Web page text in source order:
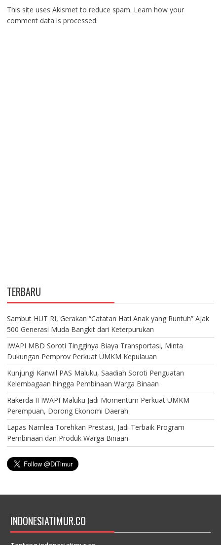
This site uses Akismet to reduce spam. Learn how your
comment data is processed.
TERBARU
Sambut HUT RI, Gerakan “Catatan Hati Anak yang Runtuh” Ajak
500 Generasi Muda Bangkit dari Keterpurukan
IWAPI MBD Soroti Tingginya Biaya Transportasi, Minta
Dukungan Pemprov Perkuat UMKM Kepulauan
Kunjungi Kanwil PAS Maluku, Saadiah Soroti Penguatan
Kelembagaan hingga Pembinaan Warga Binaan
Rakerda II IWAPI Maluku Jadi Momentum Perkuat UMKM
Perempuan, Dorong Ekonomi Daerah
Lapas Namlea Torehkan Prestasi, Jadi Terbaik Program
Pembinaan dan Produk Warga Binaan
INDONESIATIMUR.CO